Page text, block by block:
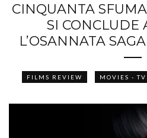
CINQUANTA
SI CONCLUDE
L’OSANNATA
FILMS REVIEW MOVIES - TV